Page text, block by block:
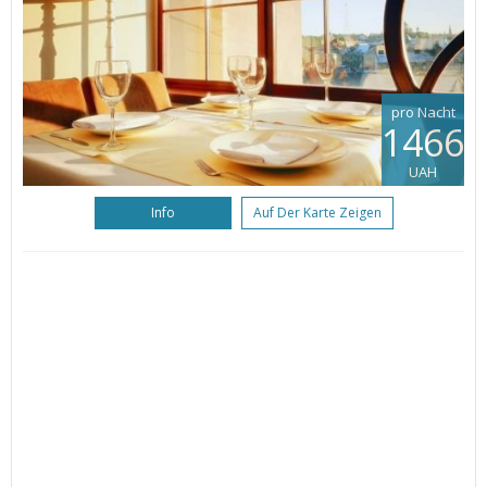
pro Nacht
1466
UAH
Info Auf Der Karte Zeigen